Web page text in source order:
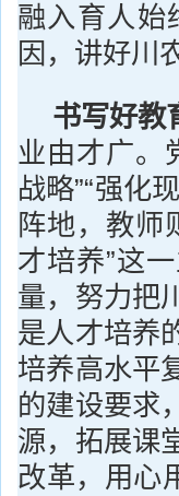
融入育人始
因，讲好川
书写好教
业由才广。
战略”“强化
阵地，教师
才培养”这
量，努力把
是人才培养
培养高水平
的建设要求
源，拓展课
改革，用心